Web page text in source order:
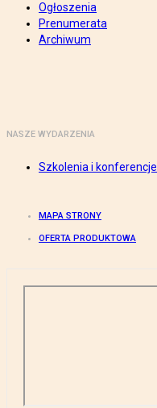
Ogłoszenia
Prenumerata
Archiwum
NASZE WYDARZENIA
Szkolenia i konferencje
MAPA STRONY
OFERTA PRODUKTOWA